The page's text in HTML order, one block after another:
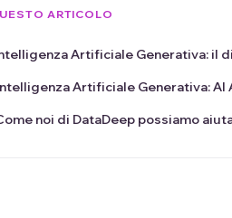
ARTICOLO
Artificiale Generativa: il
Artificiale Generativa: AI
noi di DataDeep possiamo